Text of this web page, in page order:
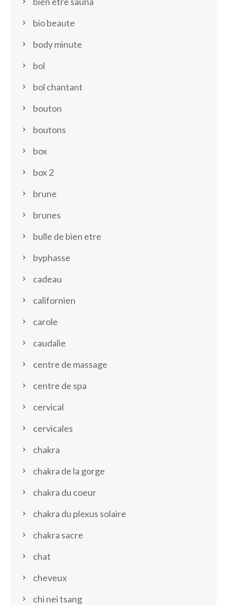
bio beaute
body minute
bol
bol chantant
bouton
boutons
box
box 2
brune
brunes
bulle de bien etre
byphasse
cadeau
californien
carole
caudalie
centre de massage
centre de spa
cervical
cervicales
chakra
chakra de la gorge
chakra du coeur
chakra du plexus solaire
chakra sacre
chat
cheveux
chi nei tsang